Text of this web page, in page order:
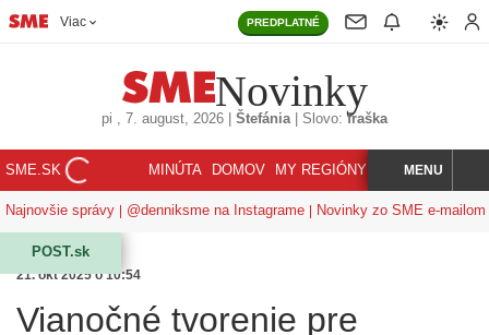
Viac PREDPLATNÉ
Novinky
pi , 7. august, 2026 Štefánia| Slovo: fraška
SME.SK MINÚTA DOMOV MY REGIÓNY KORZÁR
HĽADAJMENU
Najnovšie správy @denniksme na Instagrame Novinky zo SME e-mailom
POST.sk
21. okt 2025 o 10:54
Vianočné tvorenie pre